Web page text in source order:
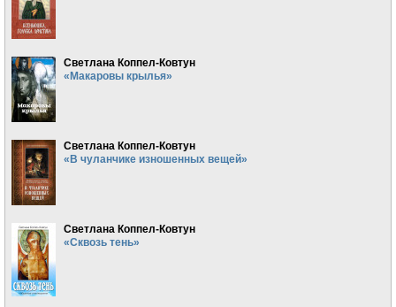
Светлана Коппел-Ковтун
«Макаровы крылья»
Светлана Коппел-Ковтун
«В чуланчике изношенных вещей»
Светлана Коппел-Ковтун
«Сквозь тень»